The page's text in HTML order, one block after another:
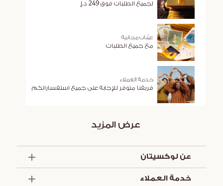
لجميع الطلبات فوق 249 د.إ
عيّنات مجانية
مع جميع الطلبات
خدمة العملاء
فريقنا متوفر للإجابة على جميع استفساراتكم
عرض المزيد
عن لوكسيتان
خدمة العملاء